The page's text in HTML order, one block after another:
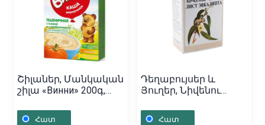
Շիլաներ, Մանկական
շիլա «Винни» 200գ,
Հատ
Դեղաբույսեր և
Յուղեր, Նիվենու
Հայաստան
Հատ